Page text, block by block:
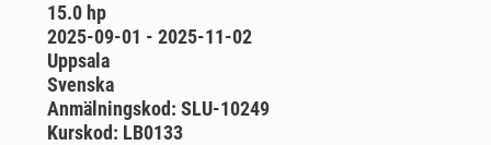
15.0 hp
2025-09-01 - 2025-11-02
Uppsala
Svenska
Anmälningskod: SLU-10249
Kurskod: LB0133